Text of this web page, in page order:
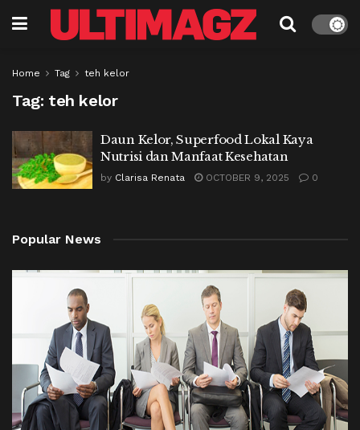
Home Tag teh kelor
Tag: teh kelor
Daun Kelor, Superfood Lokal Kaya
Nutrisi dan Manfaat Kesehatan
by Clarisa Renata OCTOBER 9, 2025 0
Popular News